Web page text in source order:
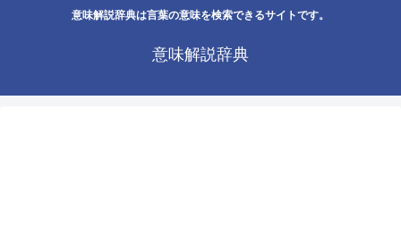
意味解説辞典は言葉の意味を検索できるサイトです。
意味解説辞典